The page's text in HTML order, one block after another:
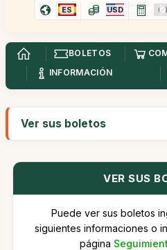
ES USD
BOLETOS
INFORMACIÓN
Ver sus boletos
VER SUS
Puede ver sus boletos
siguientes informaciones o
página